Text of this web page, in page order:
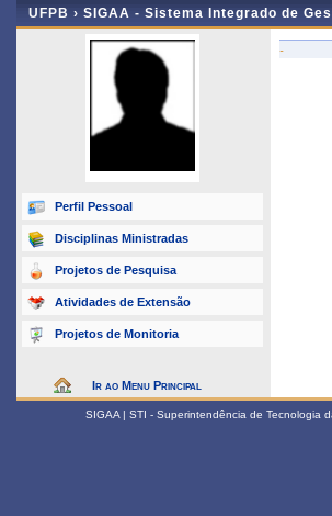
UFPB › SIGAA - Sistema Integrado de
Perfil Pessoal
Disciplinas Ministradas
Projetos de Pesquisa
Atividades de Extensão
Projetos de Monitoria
Ir ao Menu Principal
-
SIGAA | STI - Superintendência de Tecnologia